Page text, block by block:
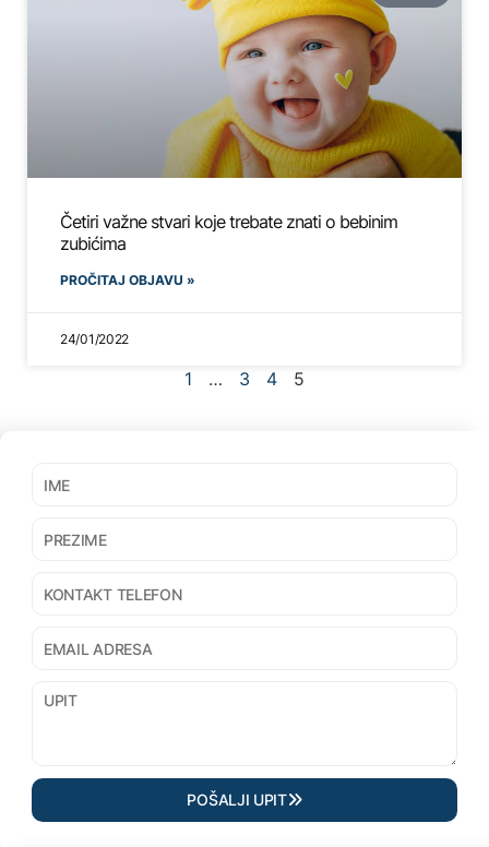
Četiri važne stvari koje trebate znati o bebinim
zubićima
PROČITAJ OBJAVU »
24/01/2022
1 … 3 4 5
POŠALJI UPIT